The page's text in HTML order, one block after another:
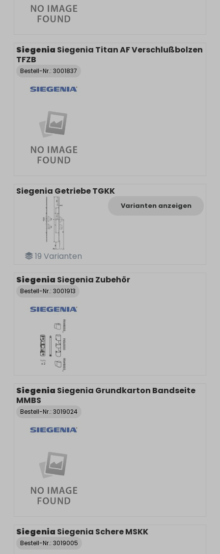
Siegenia Siegenia Titan AF Verschlußbolzen
TFZB
Bestell-Nr.: 3001837
19 Varianten
Siegenia Getriebe TGKK
Varianten anzeigen
Siegenia Siegenia Zubehör
Bestell-Nr.: 3001913
Siegenia Siegenia Grundkarton Bandseite
MMBS
Bestell-Nr.: 3019024
Siegenia Siegenia Schere MSKK
Bestell-Nr.: 3019005